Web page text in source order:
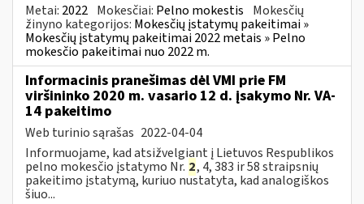
Metai: 2022 Mokesčiai: Pelno mokestis Mokesčių
žinyno kategorijos: Mokesčių įstatymų pakeitimai »
Mokesčių įstatymų pakeitimai 2022 metais » Pelno
mokesčio pakeitimai nuo 2022 m.
Informacinis pranešimas dėl VMI prie FM
viršininko 2020 m. vasario 12 d. įsakymo Nr. VA-
14 pakeitimo
Web turinio sąrašas 2022-04-04
Informuojame, kad atsižvelgiant į Lietuvos Respublikos
pelno mokesčio įstatymo Nr. 2, 4, 383 ir 58 straipsnių
pakeitimo įstatymą, kuriuo nustatyta, kad analogiškos
šiuo...